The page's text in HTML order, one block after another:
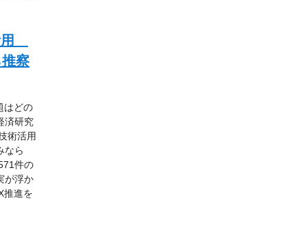
用
察
はどの
済研究
術活用
なら
件の
が浮か
推進を